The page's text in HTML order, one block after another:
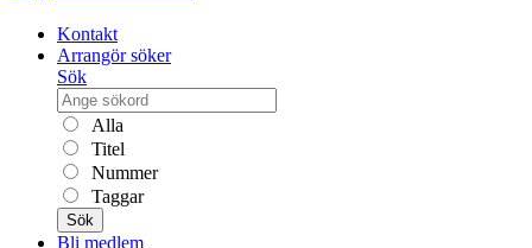
Kontakt
Arrangör söker
Sök
Alla
Titel
Nummer
Taggar
Sök
Bli medlem